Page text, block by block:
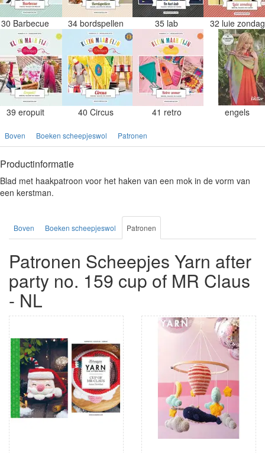
30 Barbecue 34 bordspellen 35 lab 32 luie
39 eropuit 40 Circus 41 retro engels
Boven Boeken scheepjeswol Patronen
Productinformatie
Blad met haakpatroon voor het haken van een mok in de vorm van
een kerstman.
Boven Boeken scheepjeswol Patronen
Patronen Scheepjes Yarn after
party no. 159 cup of MR Claus
- NL